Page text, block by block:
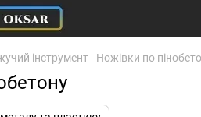
інструмент Ножівки по